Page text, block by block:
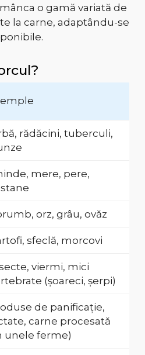
o gamă variată de
la carne, adaptându-se
rădăcini, tuberculi,
mere, pere,
orz, grâu, ovăz
sfeclă, morcovi
viermi, mici
(șoareci, șerpi)
de panificație,
carne procesată
unele ferme)